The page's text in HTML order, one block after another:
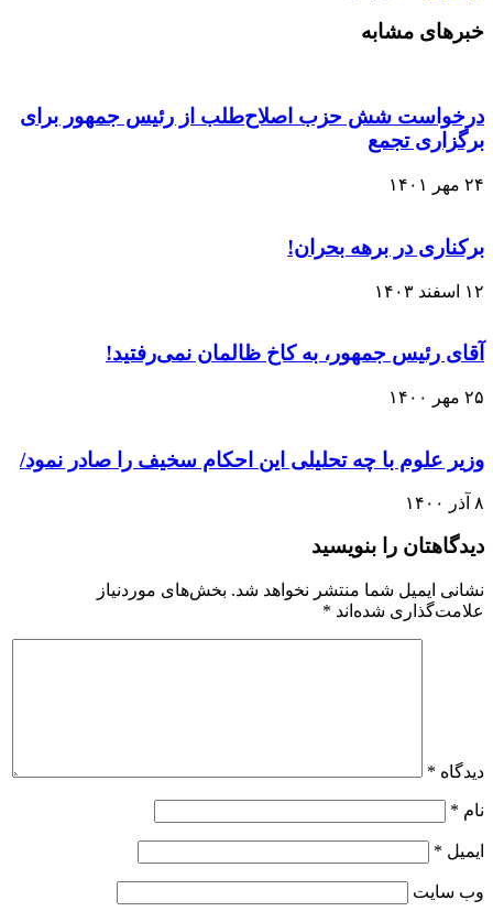
خبرهای مشابه
درخواست شش حزب اصلاح‌طلب از رئیس جمهور برای
برگزاری تجمع
۲۴ مهر ۱۴۰۱
برکناری در برهه بحران!
۱۲ اسفند ۱۴۰۳
آقای رئیس جمهور، به کاخ ظالمان نمی‌رفتید!
۲۵ مهر ۱۴۰۰
وزیر علوم با چه تحلیلی این احکام سخیف را صادر نمود/
۸ آذر ۱۴۰۰
دیدگاهتان را بنویسید
نشانی ایمیل شما منتشر نخواهد شد. بخش‌های موردنیاز
علامت‌گذاری شده‌اند *
دیدگاه *
نام *
ایمیل *
وب‌ سایت